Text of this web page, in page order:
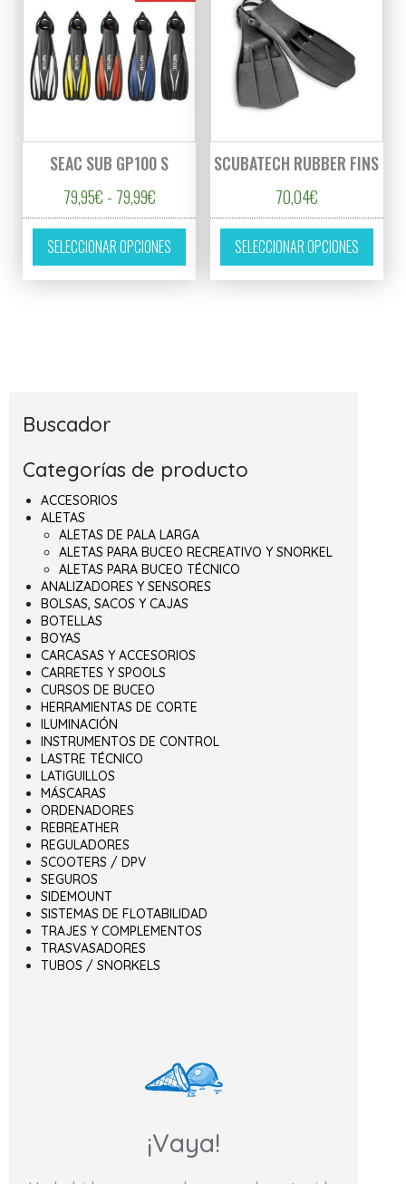
SEAC SUB GP100 S
79,95€ - 79,99€Rango de precios: desde 79,95€ hasta
SELECCIONAR OPCIONES
Este producto tiene múltiples variantes.
SCUBATECH RUBBER FINS
70,04€
SELECCIONAR OPCIONES
Este
Buscador
Categorías de producto
ACCESORIOS
ALETAS
ALETAS DE PALA LARGA
ALETAS PARA BUCEO RECREATIVO Y SNORKEL
ALETAS PARA BUCEO TÉCNICO
ANALIZADORES Y SENSORES
BOLSAS, SACOS Y CAJAS
BOTELLAS
BOYAS
CARCASAS Y ACCESORIOS
CARRETES Y SPOOLS
CURSOS DE BUCEO
HERRAMIENTAS DE CORTE
ILUMINACIÓN
INSTRUMENTOS DE CONTROL
LASTRE TÉCNICO
LATIGUILLOS
MÁSCARAS
ORDENADORES
REBREATHER
REGULADORES
SCOOTERS / DPV
SEGUROS
SIDEMOUNT
SISTEMAS DE FLOTABILIDAD
TRAJES Y COMPLEMENTOS
TRASVASADORES
TUBOS / SNORKELS
¡Vaya!